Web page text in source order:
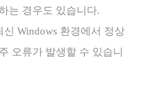
는 경우도 있습니다.
Windows 환경에서 정상
오류가 발생할 수 있습니